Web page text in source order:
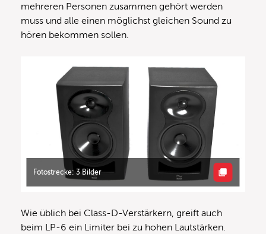
mehreren Personen zusammen gehört werden
muss und alle einen möglichst gleichen Sound zu
hören bekommen sollen.
Fotostrecke: 3 Bilder
Wie üblich bei Class-D-Verstärkern, greift auch
beim LP-6 ein Limiter bei zu hohen Lautstärken.